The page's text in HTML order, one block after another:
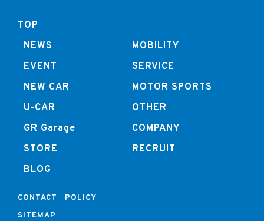
TOP
NEWS
EVENT
NEW CAR
U-CAR
GR Garage
STORE
BLOG
MOBILITY
SERVICE
MOTOR SPORTS
OTHER
COMPANY
RECRUIT
CONTACT
POLICY
SITEMAP